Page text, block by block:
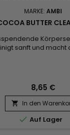
MARKE: AMBI
BUTTER
sanft und macht
Die mit
8,65 €
 In den
 Auf Lager